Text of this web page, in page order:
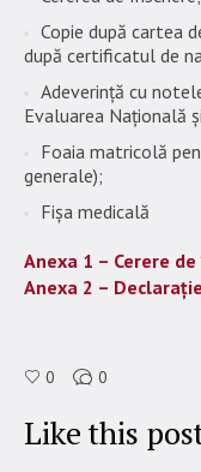
Copie după cartea
după certificatul de
Adeverință cu
Evaluarea Națională
Foaia matricolă
generale);
Fișa medicală
Anexa 1 – Cerere
Anexa 2 –
0 0
Like this